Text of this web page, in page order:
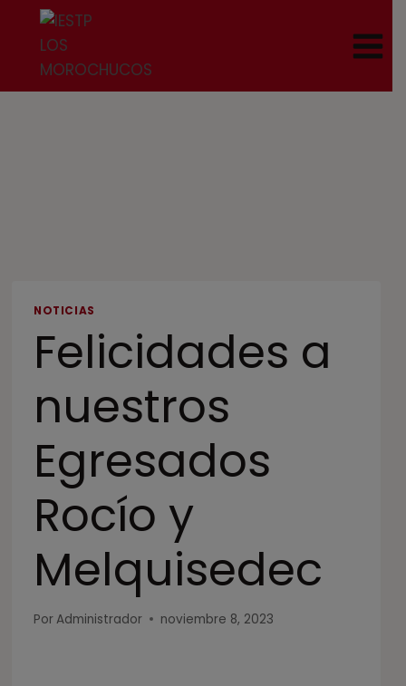
NOTICIAS
Felicidades a
nuestros
Egresados
Rocío y
Melquisedec
PorAdministrador noviembre 8, 2023